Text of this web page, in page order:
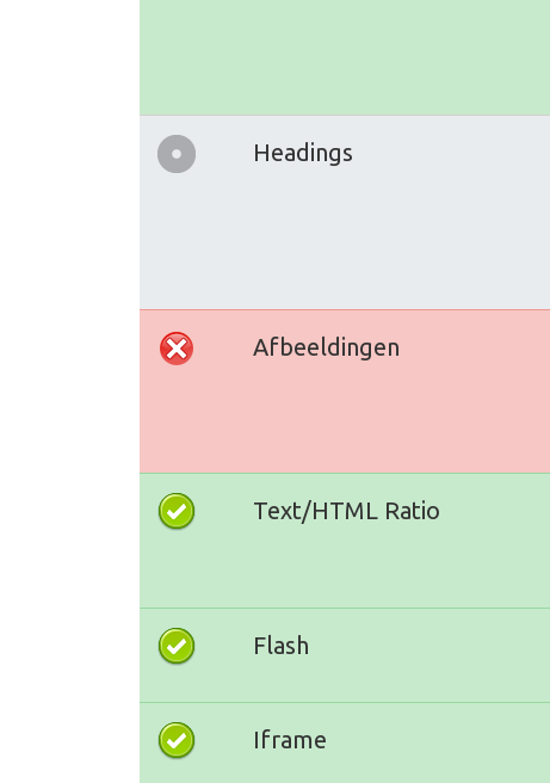
Headings
Afbeeldingen
Text/HTML Ratio
Flash
Iframe